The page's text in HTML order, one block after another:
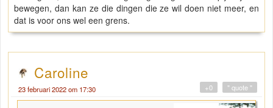
bewegen, dan kan ze die dingen die ze wil doen niet meer, en
dat is voor ons wel een grens.
Caroline
23 februari 2022 om 17:30 " quote "
+0